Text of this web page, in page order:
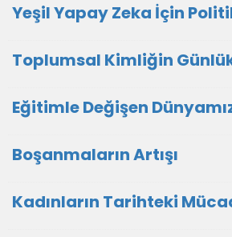
Yeşil Yapay Zeka İçin
Toplumsal Kimliğin
Eğitimle Değişen
Boşanmaların Artışı
Kadınların Tarihteki